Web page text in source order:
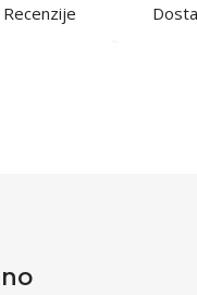
Recenzije